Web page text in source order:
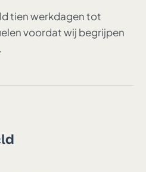
tien werkdagen tot
voordat wij begrijpen